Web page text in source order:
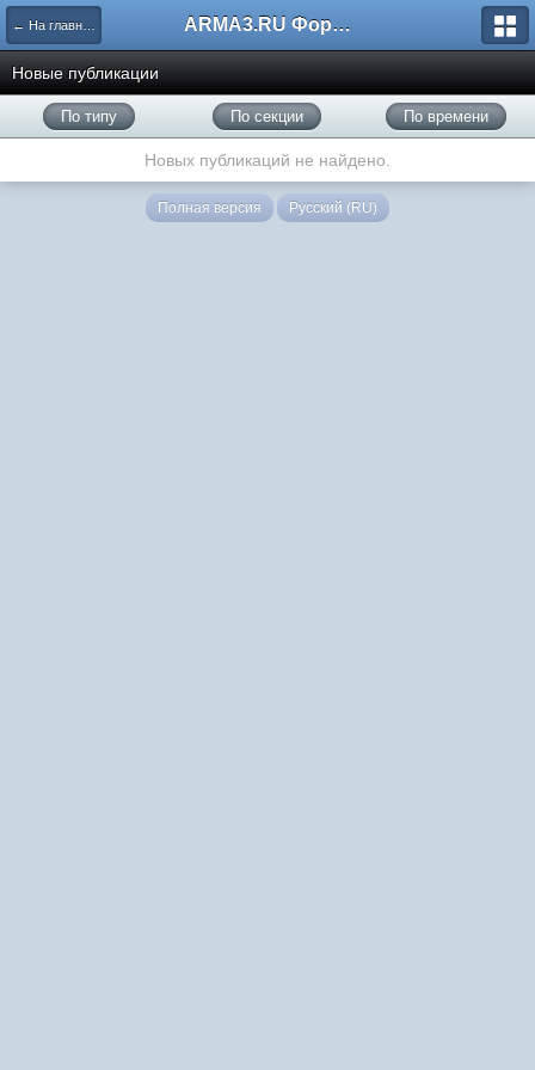
← На главную ARMA3.RU Форум
Новые публикации
По типу По секции По времени
Новых публикаций не найдено.
Полная версия Русский (RU)